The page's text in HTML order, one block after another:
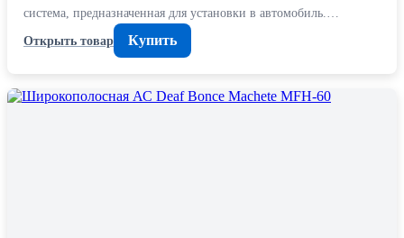
система, предназначенная для установки в автомобиль.…
Открыть товар
Купить